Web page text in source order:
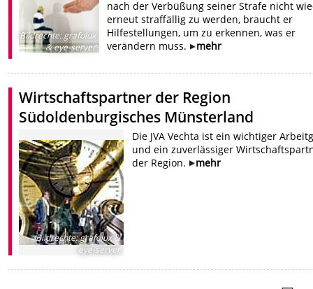
Bildrechte:grafolux
& eye-server
nach der Verbüßung seiner Strafe nicht
erneut straffällig zu werden, braucht er
Hilfestellungen, um zu erkennen, was er
verändern muss.
mehr
Wirtschaftspartner der Region
Südoldenburgisches Münsterland
Bildrechte:grafolux &
eye-server
Die JVA Vechta ist ein wichtiger
und ein zuverlässiger
der Region.
mehr